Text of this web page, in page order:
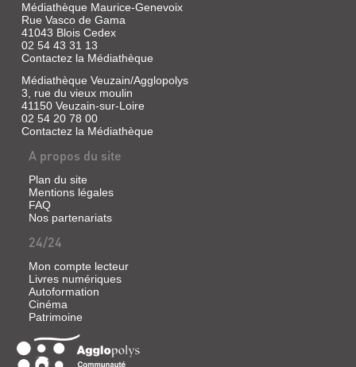
Médiathèque Maurice-Genevoix
Rue Vasco de Gama
41043 Blois Cedex
02 54 43 31 13
Contactez la Médiathèque
Médiathèque Veuzain/Agglopolys
3, rue du vieux moulin
41150 Veuzain-sur-Loire
02 54 20 78 00
Contactez la Médiathèque
A propos du site
Plan du site
Mentions légales
FAQ
Nos partenariats
24/24
Mon compte lecteur
Livres numériques
Autoformation
Cinéma
Patrimoine